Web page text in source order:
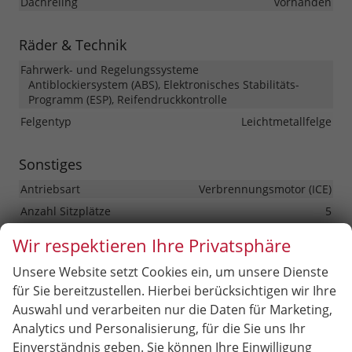
Räder & Technik
Fahrwerk- und Regelungssysteme
Antiblockiersystem (ABS), Elektronisches Stabilitäts-
Programm (ESP), Reifendruckkontrolle
Felgentyp
Leichtmetallfelge
Sonstiges
Antriebsart
Verbrennungsmotor (ICE)
Anzahl Sitzplätze
5
HU/AU neu
vorhanden
Kilometerstand
20
Lackierung
Metallic
Leergewicht
1326 kg
Nichtraucher-Fahrzeug
vorhanden
Wir respektieren Ihre Privatsphäre
Unsere Website setzt Cookies ein, um unsere Dienste
für Sie bereitzustellen. Hierbei berücksichtigen wir Ihre
Auswahl und verarbeiten nur die Daten für Marketing,
Analytics und Personalisierung, für die Sie uns Ihr
Einverständnis geben. Sie können Ihre Einwilligung